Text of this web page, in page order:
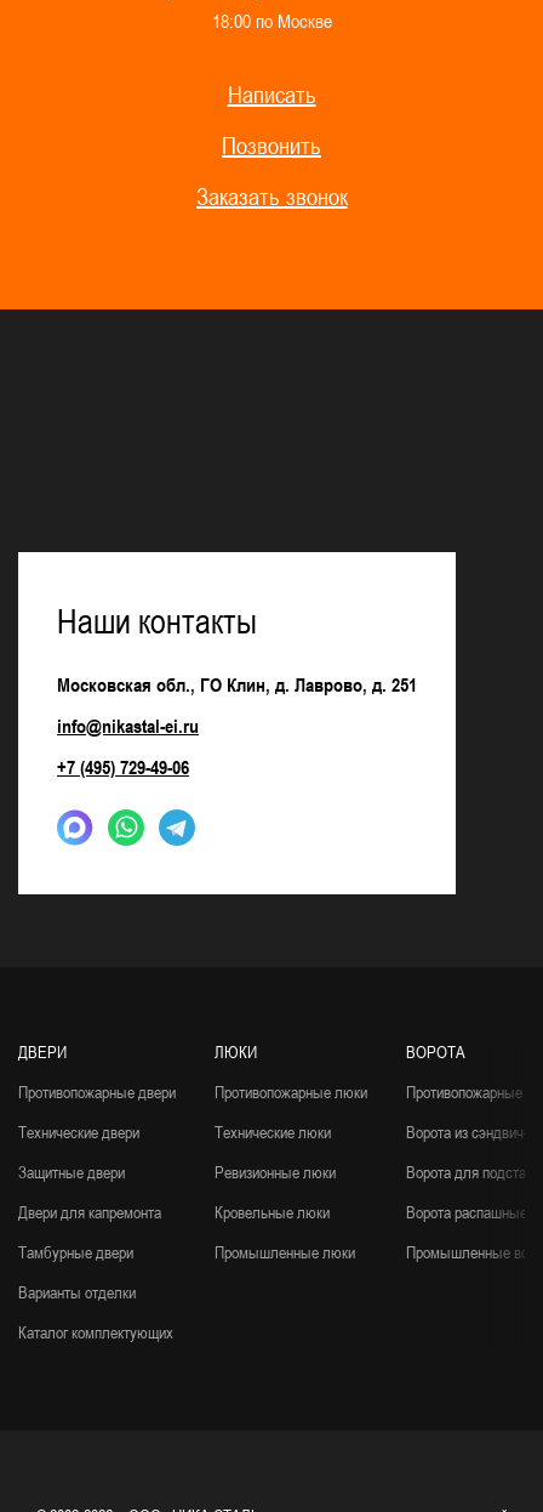
18:00 по Москве
Написать
Позвонить
Заказать звонок
Наши контакты
Московская обл., ГО Клин, д. Лаврово, д. 251
info@nikastal-ei.ru
+7 (495) 729-49-06
ДВЕРИ
Противопожарные двери
Технические двери
Защитные двери
Двери для капремонта
Тамбурные двери
Варианты отделки
Каталог комплектующих
ЛЮКИ
Противопожарные люки
Технические люки
Ревизионные люки
Кровельные люки
Промышленные люки
ВОРОТА
Противопожарные
Ворота из сэндвич-
Ворота для
Ворота распашные
Промышленные